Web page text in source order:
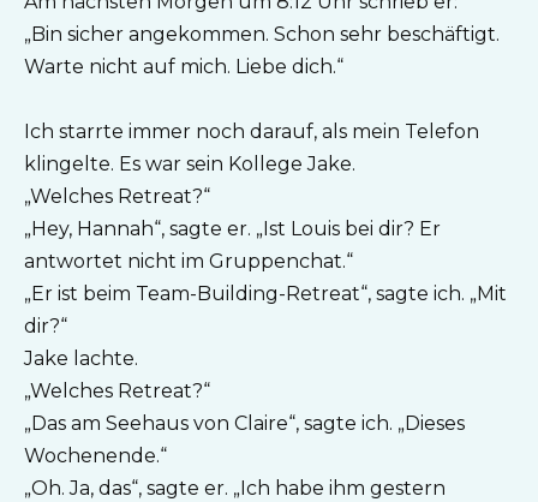
„Bin sicher angekommen. Schon sehr beschäftigt.
Warte nicht auf mich. Liebe dich.“
Ich starrte immer noch darauf, als mein Telefon
klingelte. Es war sein Kollege Jake.
„Welches Retreat?“
„Hey, Hannah“, sagte er. „Ist Louis bei dir? Er
antwortet nicht im Gruppenchat.“
„Er ist beim Team-Building-Retreat“, sagte ich. „Mit
dir?“
Jake lachte.
„Welches Retreat?“
„Das am Seehaus von Claire“, sagte ich. „Dieses
Wochenende.“
„Oh. Ja, das“, sagte er. „Ich habe ihm gestern